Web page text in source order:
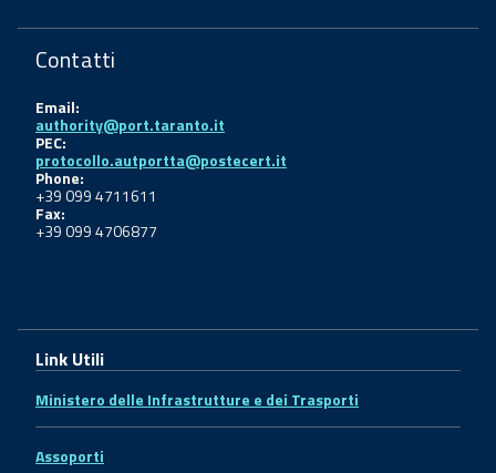
Contatti
Email:
authority@port.taranto.it
PEC:
protocollo.autportta@postecert.it
Phone:
+39 099 4711611
Fax:
+39 099 4706877
Link Utili
Ministero delle Infrastrutture e dei Trasporti
Assoporti